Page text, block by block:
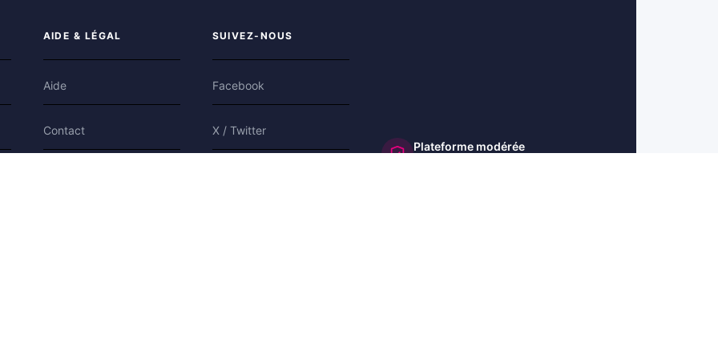
AIDE & LÉGAL
Aide
Contact
SUIVEZ-NOUS
Facebook
X / Twitter
Plateforme modérée